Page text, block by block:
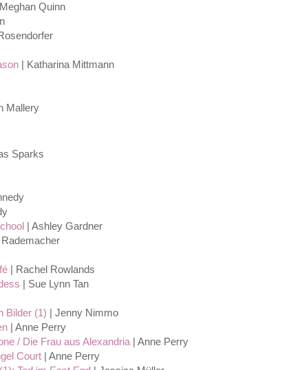
Quinn
| Katharina Mittmann
Mallery
Sparks
| Ashley Gardner
| Rachel Rowlands
| Sue Lynn Tan
Bilder (1) | Jenny Nimmo
| Anne Perry
/ Die Frau aus Alexandria | Anne Perry
Court | Anne Perry